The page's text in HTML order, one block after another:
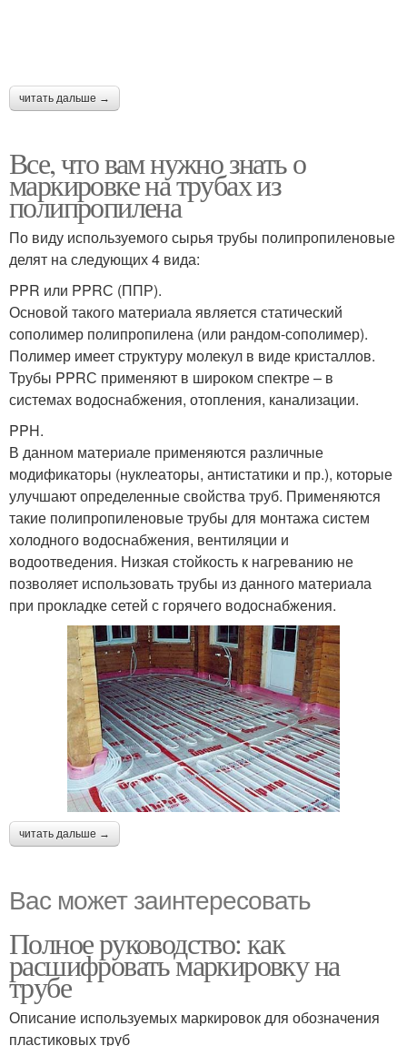
читать дальше →
Все, что вам нужно знать о
маркировке на трубах из
полипропилена
По виду используемого сырья трубы полипропиленовые
делят на следующих 4 вида:
PPR или PPRС (ППР).
Основой такого материала является статический
сополимер полипропилена (или рандом-сополимер).
Полимер имеет структуру молекул в виде кристаллов.
Трубы PPRС применяют в широком спектре – в
системах водоснабжения, отопления, канализации.
PPH.
В данном материале применяются различные
модификаторы (нуклеаторы, антистатики и пр.), которые
улучшают определенные свойства труб. Применяются
такие полипропиленовые трубы для монтажа систем
холодного водоснабжения, вентиляции и
водоотведения. Низкая стойкость к нагреванию не
позволяет использовать трубы из данного материала
при прокладке сетей с горячего водоснабжения.
читать дальше →
Вас может заинтересовать
Полное руководство: как
расшифровать маркировку на
трубе
Описание используемых маркировок для обозначения
пластиковых труб